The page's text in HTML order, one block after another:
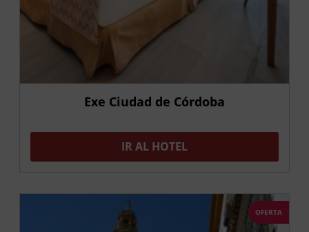
Exe Ciudad de Córdoba
IR AL HOTEL
OFERTA